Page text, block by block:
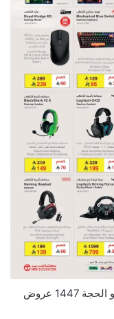
عروض جرير الاسبوعية 21 مايو 2026 – 4 ذو الحجة 1447 عروض